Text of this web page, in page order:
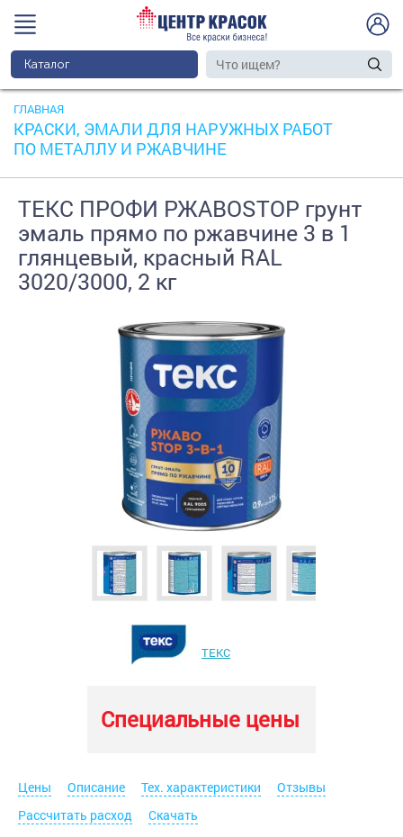
Каталог
ГЛАВНАЯ
КРАСКИ, ЭМАЛИ ДЛЯ НАРУЖНЫХ РАБОТ
ПО МЕТАЛЛУ И РЖАВЧИНЕ
ТЕКС ПРОФИ РЖАВОSTOP грунт
эмаль прямо по ржавчине 3 в 1
глянцевый, красный RAL
3020/3000, 2 кг
ТЕКС
Специальные цены
Цены Описание Тех. характеристики
Отзывы
Рассчитать расход
Скачать